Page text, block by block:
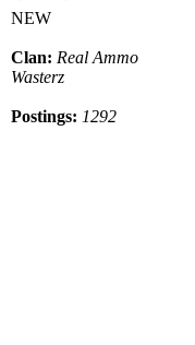
NEW
Clan: Real Ammo
Wasterz
Postings: 1292